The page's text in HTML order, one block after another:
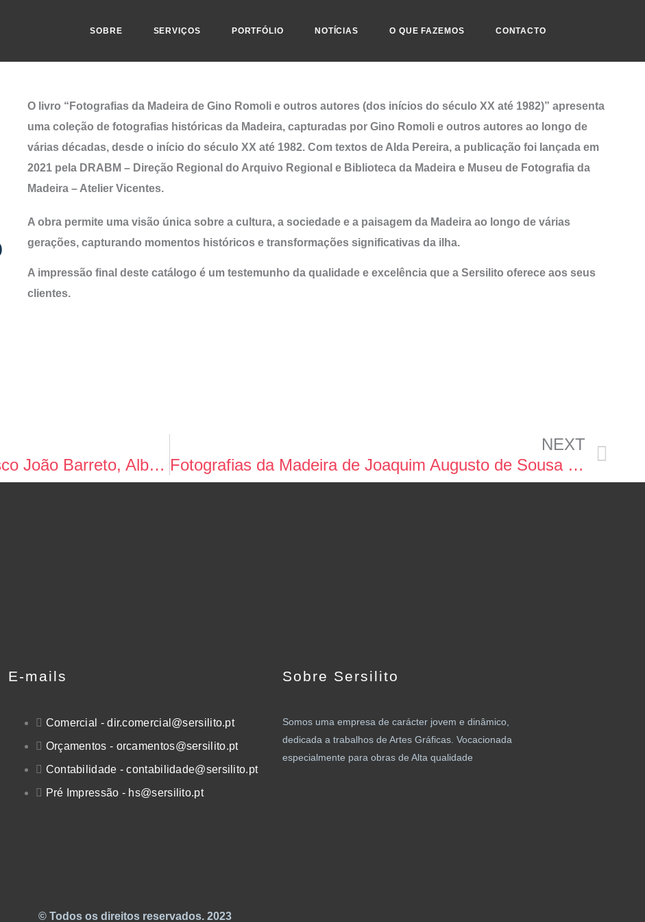
SOBRE SERVIÇOS PORTFÓLIO NOTÍCIAS O QUE FAZEMOS CONTACTO
O livro “Fotografias da Madeira de Gino Romoli e outros autores (dos inícios do século XX até 1982)” apresenta
uma coleção de fotografias históricas da Madeira, capturadas por Gino Romoli e outros autores ao longo de
várias décadas, desde o início do século XX até 1982. Com textos de Alda Pereira, a publicação foi lançada em
2021 pela DRABM – Direção Regional do Arquivo Regional e Biblioteca da Madeira e Museu de Fotografia da
Madeira – Atelier Vicentes.
A obra permite umavisão única sobre a cultura, a sociedade e a paisagem da Madeira ao longo de várias
gerações, capturando momentos históricos e transformações significativas da ilha.
A impressão final deste catálogo é um testemunho da qualidade e excelência que a Sersilito oferece aos seus
clientes.
Fotografias da Madeira de Francisco João Barreto, Alberto Camacho Brandão e Augusto João Soares (primeira metade do século XX)
NEXT
Fotografias da Madeira de Joaquim Augusto de Sousa (da década de 1880 até 1905)
E-mails
Comercial - dir.comercial@sersilito.pt
Orçamentos - orcamentos@sersilito.pt
Contabilidade - contabilidade@sersilito.pt
Pré Impressão - hs@sersilito.pt
Sobre Sersilito
Somos uma empresa de carácter jovem e dinâmico,
dedicada a trabalhos de Artes Gráficas. Vocacionada
especialmente para obras de Alta qualidade
© Todos os direitos reservados. 2023